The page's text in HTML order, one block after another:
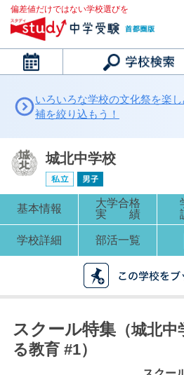
偏差値だけではない学校選びを
カレンダー
いろいろな学校の文化祭を楽
補を絞り込もう！
城北中学校
基本情報
大学合格
実 績
学校詳細 部活一覧
スクール特集（城北中
る教育 #1）